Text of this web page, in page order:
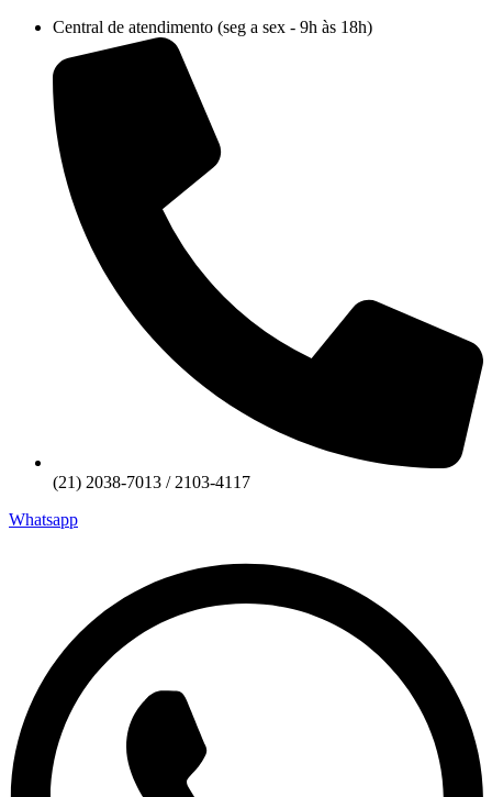
conteúdo
Central de atendimento (seg a sex - 9h às 18h)
(21) 2038-7013 / 2103-4117
Whatsapp